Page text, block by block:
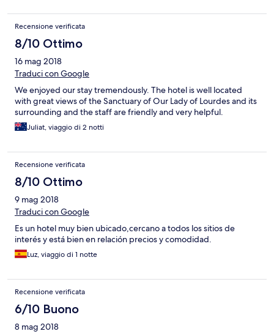
Recensione verificata
8/10 Ottimo
16 mag 2018
Traduci con Google
We enjoyed our stay tremendously. The hotel is well located
with great views of the Sanctuary of Our Lady of Lourdes and its
surrounding and the staff are friendly and very helpful.
Juliat, viaggio di 2 notti
Recensione verificata
8/10 Ottimo
9 mag 2018
Traduci con Google
Es un hotel muy bien ubicado,cercano a todos los sitios de
interés y está bien en relación precios y comodidad.
Luz, viaggio di 1 notte
Recensione verificata
6/10 Buono
8 mag 2018